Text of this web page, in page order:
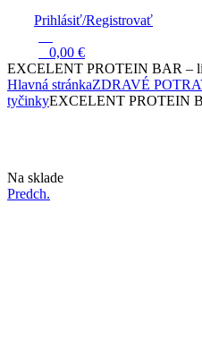
Prihlásiť/Registrovať
0,00 €
EXCELENT PROTEIN BAR –
Hlavná stránkaZDRAVÉ
tyčinkyEXCELENT PROTEIN
Dostupnosť:
Na sklade
Predch.